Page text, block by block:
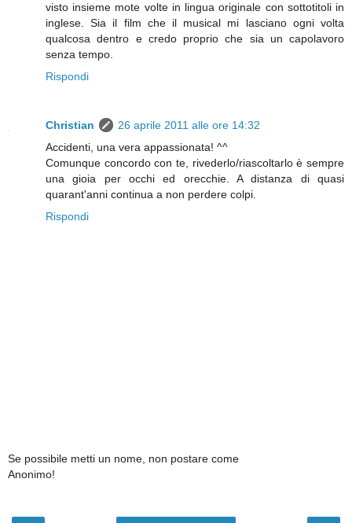
visto insieme mote volte in lingua originale con sottotitoli in
inglese. Sia il film che il musical mi lasciano ogni volta
qualcosa dentro e credo proprio che sia un capolavoro
senza tempo.
Rispondi
Christian
26 aprile 2011 alle ore 14:32
Accidenti, una vera appassionata! ^^
Comunque concordo con te, rivederlo/riascoltarlo è sempre
una gioia per occhi ed orecchie. A distanza di quasi
quarant'anni continua a non perdere colpi.
Rispondi
Se possibile metti un nome, non postare come
Anonimo!